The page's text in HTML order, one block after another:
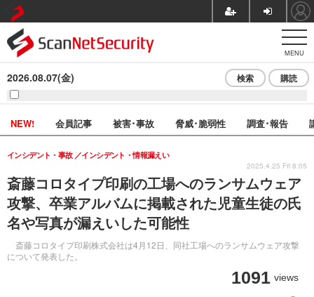
MENU
2026.08.07(金) 検索 購読
NEW! 会員記事 被害･事故 脅威･脆弱性 調査･報告
斎藤コロタイプ印刷の工場へのランサムウェア
攻撃、卒業アルバムに掲載された児童生徒の氏
名や写真が漏えいした可能性
斎藤コロタイプ印刷株式会社は4月12日、同社工場へのランサムウェア攻撃
について発表した。
インシデント・事故 インシデント・情報漏えい
1091 views
2025.4.25 Fri 8:05